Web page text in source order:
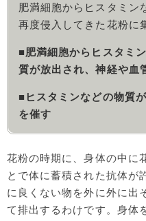
肥満細胞からヒスタミン
再度侵入してきた花粉に
■肥満細胞からヒスタミ
質が放出され、神経や血
■ヒスタミンなどの物質
を催す
花粉の時期に、身体の中に
とで体に蓄積された抗体が
に良くない物を外に外に出
て排出するわけです。身体